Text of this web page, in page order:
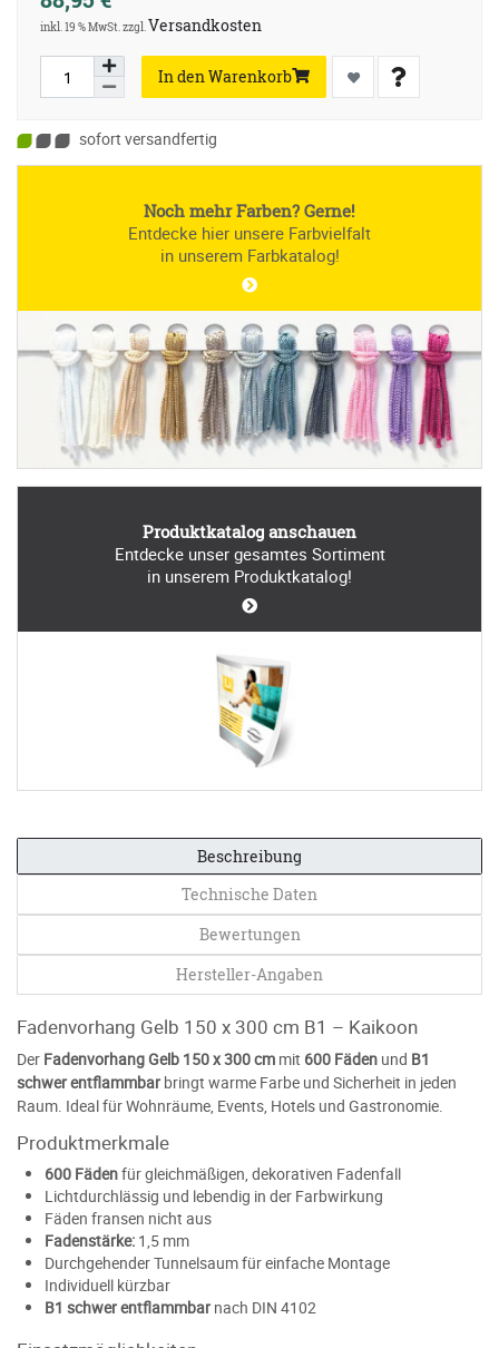
inkl. 19 % MwSt. zzgl.Versandkosten
In den Warenkorb
sofort versandfertig
Noch mehr Farben? Gerne!
Entdecke hier unsere Farbvielfalt
in unserem Farbkatalog!
Produktkatalog anschauen
Entdecke unser gesamtes Sortiment
in unserem Produktkatalog!
Beschreibung
Technische Daten
Bewertungen
Hersteller-Angaben
Fadenvorhang Gelb 150 x 300 cm B1 – Kaikoon
Der Fadenvorhang Gelb 150 x 300 cm mit 600 Fäden und B1
schwer entflammbar bringt warme Farbe und Sicherheit in jeden
Raum. Ideal für Wohnräume, Events, Hotels und Gastronomie.
Produktmerkmale
600 Fädenfür gleichmäßigen, dekorativen Fadenfall
Lichtdurchlässig und lebendig in der Farbwirkung
Fäden fransen nicht aus
Fadenstärke: 1,5 mm
Durchgehender Tunnelsaum für einfache Montage
Individuell kürzbar
B1 schwer entflammbar nach DIN 4102